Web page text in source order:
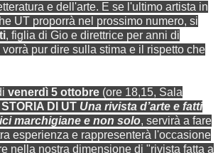
e dell'arte. E se l'ultimo artista in
UT proporrà nel prossimo numero, si
, figlia di Gio e direttrice per anni di
pur dire sulla stima e il rispetto che
venerdì 5 ottobre (ore 18,15, Sala
STORIA DI UT Una rivista d’arte e fatti
marchigiane e non solo, servirà a fare
esperienza e rappresenterà l'occasione
nella nostra dimensione di "rivista fatta a